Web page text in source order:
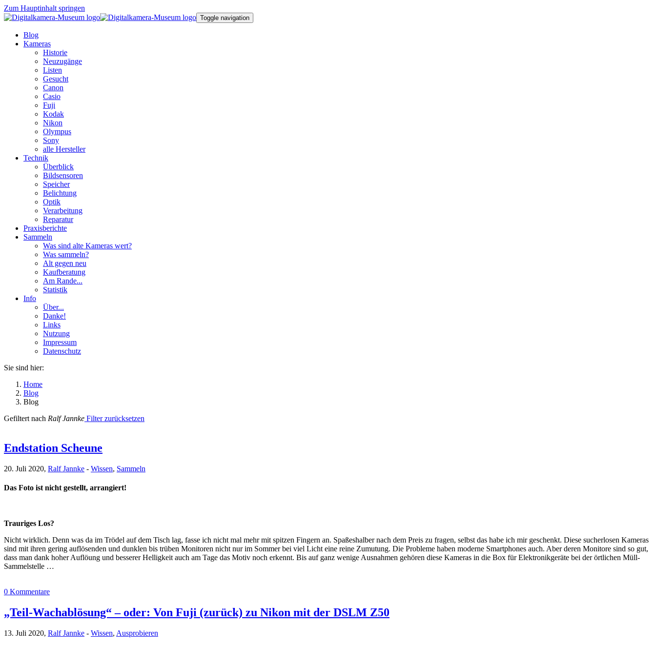
Zum Hauptinhalt springen
Toggle navigation
Blog
Kameras
Historie
Neuzugänge
Listen
Gesucht
Canon
Casio
Fuji
Kodak
Nikon
Olympus
Sony
alle Hersteller
Technik
Überblick
Bildsensoren
Speicher
Belichtung
Optik
Verarbeitung
Reparatur
Praxisberichte
Sammeln
Was sind alte Kameras wert?
Was sammeln?
Alt gegen neu
Kaufberatung
Am Rande...
Statistik
Info
Über...
Danke!
Links
Nutzung
Impressum
Datenschutz
Sie sind hier:
Home
Blog
Blog
Gefiltert nach Ralf Jannke Filter zurücksetzen
Endstation Scheune
20. Juli 2020, Ralf Jannke - Wissen, Sammeln
Das Foto ist nicht gestellt, arrangiert!
Trauriges Los?
Nicht wirklich. Denn was da im Trödel auf dem Tisch lag, fasse ich nicht mal mehr mit spitzen Fingern an. Spaßeshalber nach dem Preis zu fragen, selbst das habe ich mir geschenkt. Diese sucherlosen Kameras
sind mit ihren gering auflösenden und dunklen bis trüben Monitoren nicht nur im Sommer bei viel Licht eine reine Zumutung. Die Probleme haben moderne Smartphones auch. Aber deren Monitore sind so gut,
dass man dank hoher Auflöung und besserer Helligkeit auch am Tage das Motiv noch erkennt. Bis auf ganz wenige Ausnahmen gehören diese Kameras in die Box für Elektronikgeräte bei der örtlichen Müll-
Sammelstelle …
0 Kommentare
„Teil-Wachablösung“ – oder: Von Fuji (zurück) zu Nikon mit der DSLM Z50
13. Juli 2020, Ralf Jannke - Wissen, Ausprobieren